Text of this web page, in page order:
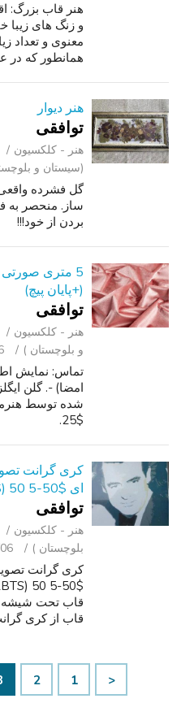
و زنگ های
معنوی و تعداد
همانطور که
هنر دیوار
توافقی
هنر - کلکسیون
(سیستان و
گل فشرده
ساز. منحصر به
بردن از خود!!!
5 متری صورتی
(+پایان پیچ)
توافقی
هنر - کلکسیون
و بلوچستان )
تماس: نمایش
امضا) -. گلن
$25.
کری گرانت
ای $50-5 50 (LBTS)
توافقی
هنر - کلکسیون
بلوچستان )
کری گرانت
<
1
2